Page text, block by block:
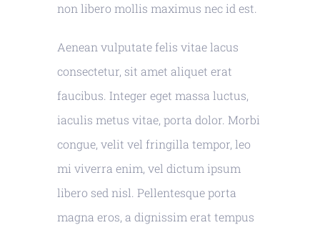
non libero mollis maximus nec id est.
Aenean vulputate felis vitae lacus
consectetur, sit amet aliquet erat
faucibus. Integer eget massa luctus,
iaculis metus vitae, porta dolor. Morbi
congue, velit vel fringilla tempor, leo
mi viverra enim, vel dictum ipsum
libero sed nisl. Pellentesque porta
magna eros, a dignissim erat tempus